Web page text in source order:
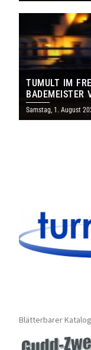
TUMULT IM
BADEMEISTER
Samstag, 1. August
Blätterbarer